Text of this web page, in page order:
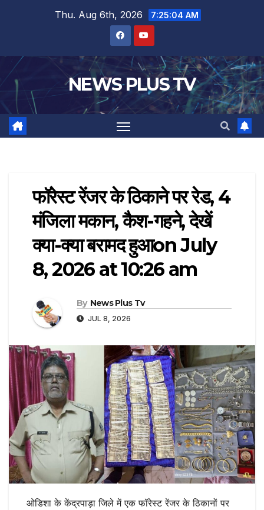
Thu. Aug 6th, 2026 7:25:05 AM
NEWS PLUS TV
फॉरेस्ट रेंजर के ठिकाने पर रेड, 4
मंजिला मकान, कैश-गहने, देखें
क्या-क्या बरामद हुआ​on July
8, 2026 at 10:26 am
By News Plus Tv
JUL 8, 2026
ओडिशा के केंद्रपाड़ा जिले में एक फॉरेस्ट रेंजर के ठिकानों पर